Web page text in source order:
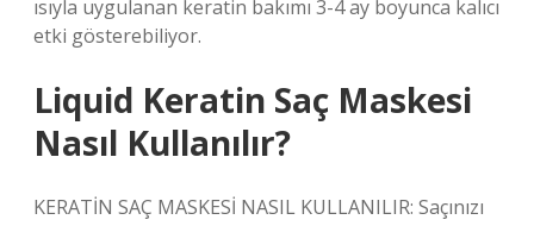
ısıyla uygulanan keratin bakımı 3-4 ay boyunca kalıcı
etki gösterebiliyor.
Liquid Keratin Saç Maskesi
Nasıl Kullanılır?
KERATİN SAÇ MASKESİ NASIL KULLANILIR: Saçınızı